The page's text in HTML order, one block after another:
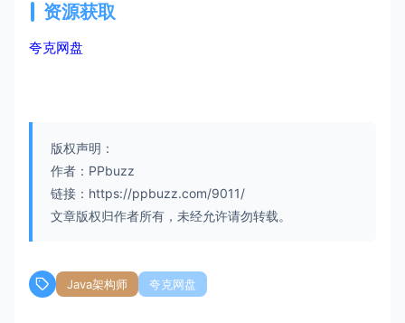
资源获取
夸克网盘
版权声明：
作者：PPbuzz
链接：https://ppbuzz.com/9011/
文章版权归作者所有，未经允许请勿转载。
Java架构师 夸克网盘